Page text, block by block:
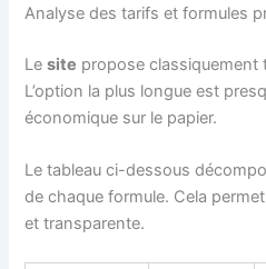
Analyse des tarifs et formules
Lesite propose classiquement
L’option la plus longue est
économique sur le papier.
Le tableau ci-dessous
de chaque formule. Cela
et transparente.